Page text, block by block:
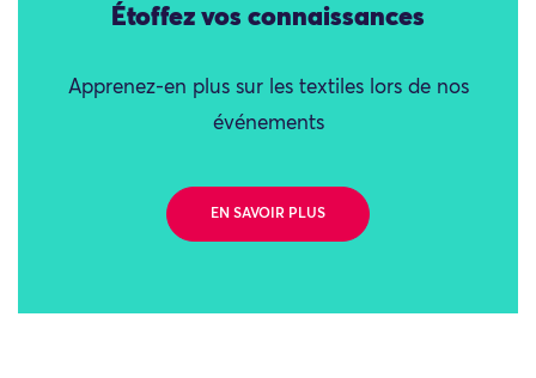
Étoffez vos connaissances
Apprenez-en plus sur les textiles lors de nos
événements
EN SAVOIR PLUS